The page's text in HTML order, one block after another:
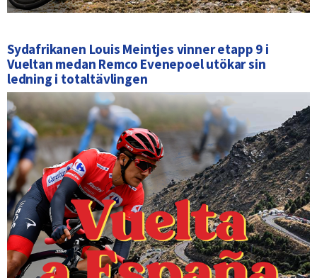
Sydafrikanen Louis Meintjes vinner etapp 9 i
Vueltan medan Remco Evenepoel utökar sin
ledning i totaltävlingen